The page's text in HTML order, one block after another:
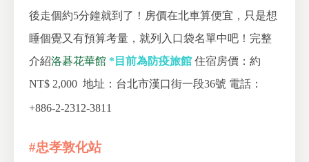
後走個約5分鐘就到了！房價在北車算便宜，只是想
睡個覺又有預算考量，就列入口袋名單中吧！完整
介紹洛碁花華館 *目前為防疫旅館 住宿房價：約
NT$ 2,000 地址：台北市漢口街一段36號 電話：
+886-2-2312-3811
#忠孝敦化站